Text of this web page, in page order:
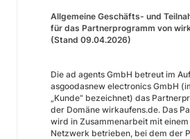
Allgemeine Geschäfts- und
für das Partnerprogramm von
(Stand 09.04.2026)
Die ad agents GmbH betreut im
asgoodasnew electronics GmbH
„Kunde“ bezeichnet) das
der Domäne wirkaufens.de. Das
wird in Zusammenarbeit mit
Netzwerk betrieben, bei dem der